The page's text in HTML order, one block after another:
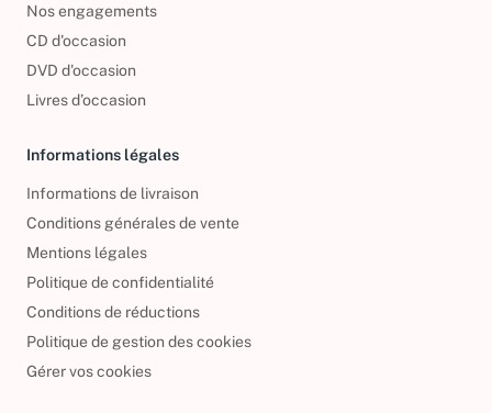
Nos engagements
CD d'occasion
DVD d'occasion
Livres d’occasion
Informations légales
Informations de livraison
Conditions générales de vente
Mentions légales
Politique de confidentialité
Conditions de réductions
Politique de gestion des cookies
Gérer vos cookies